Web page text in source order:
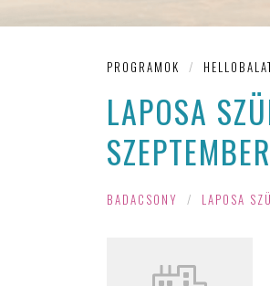
PROGRAMOK /
LAPOSA
BADACSONY / LAPOSA